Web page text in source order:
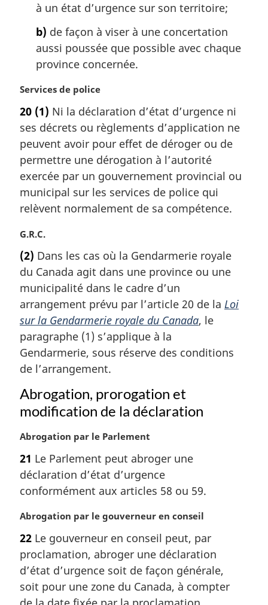
à un état d’urgence sur son territoire;
b) de façon à viser à une concertation
aussi poussée que possible avec chaque
province concernée.
N
t
e
m
a
r
g
i
n
l
:
Services de police
20 (1) Ni la déclaration d’état d’urgence ni
ses décrets ou règlements d’application ne
peuvent avoir pour effet de déroger ou de
permettre une dérogation à l’autorité
exercée par un gouvernement provincial ou
municipal sur les services de police qui
relèvent normalement de sa compétence.
N
t
e
m
a
g
i
n
a
e
G.R.C.
(2) Dans les cas où la Gendarmerie royale
du Canada agit dans une province ou une
municipalité dans le cadre d’un
arrangement prévu par l’article 20 de la Loi
sur la Gendarmerie royale du Canada, le
paragraphe (1) s’applique à la
Gendarmerie, sous réserve des conditions
de l’arrangement.
Abrogation, prorogation et
modification de la déclaration
N
t
e
m
r
i
n
a
e
Abrogation par le Parlement
21 Le Parlement peut abroger une
déclaration d’état d’urgence
conformément aux articles 58 ou 59.
N
t
e
m
a
Abrogation par le gouverneur en conseil
22 Le gouverneur en conseil peut, par
proclamation, abroger une déclaration
d’état d’urgence soit de façon générale,
soit pour une zone du Canada, à compter